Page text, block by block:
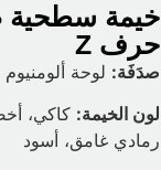
خيمة
حرف Z
صدَفَة: لوحة
لون الخيمة: كاكي،
رمادي غامق، أسود